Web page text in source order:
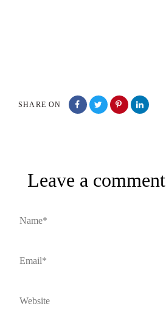
SHARE ON
Leave a comment